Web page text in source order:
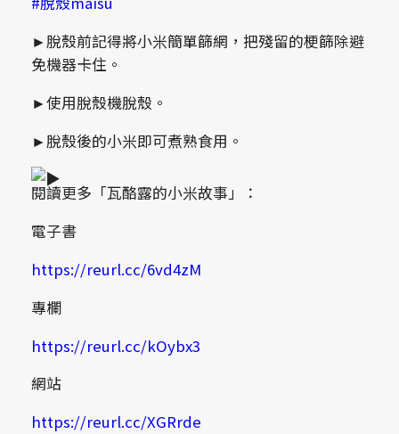
►脫殼前記得將小米簡單篩網，把殘留的梗篩除避
免機器卡住。
►使用脫殼機脫殼。
►脫殼後的小米即可煮熟食用。
閱讀更多「瓦酪露的小米故事」：
電子書
https://reurl.cc/6vd4zM
專欄
https://reurl.cc/kOybx3
網站
https://reurl.cc/XGRrde